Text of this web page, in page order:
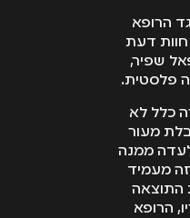
הרופא
דעת
שפיר,
פלסטית.
כלל לא
מעור
ממנה
זה מעמיד
התוצאה
הרופא